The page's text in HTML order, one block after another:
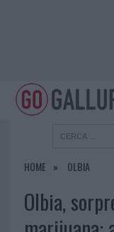
HOME OLBIA
Olbia,